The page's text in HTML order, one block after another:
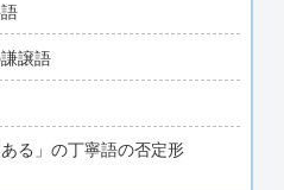
譲語
る」の丁寧語の否定形